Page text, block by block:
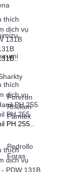
Forerun
Rheken
Pamtex
Pedrollo
Foras
thích
dịch vụ
thích
dịch vụ
PH 255
PH 255..
thích
dịch vụ